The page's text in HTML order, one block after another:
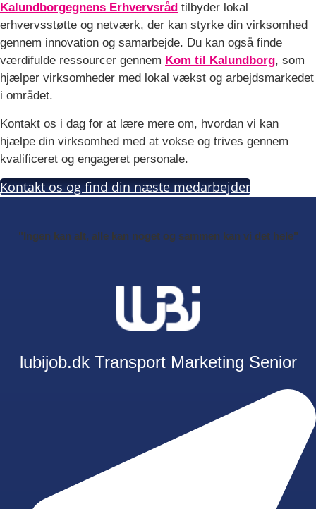
Kalundborgegnens Erhvervsråd tilbyder lokal
erhvervsstøtte og netværk, der kan styrke din virksomhed
gennem innovation og samarbejde. Du kan også finde
værdifulde ressourcer gennem Kom til Kalundborg, som
hjælper virksomheder med lokal vækst og arbejdsmarkedet
i området.
Kontakt os i dag for at lære mere om, hvordan vi kan
hjælpe din virksomhed med at vokse og trives gennem
kvalificeret og engageret personale.
Kontakt os og find din næste medarbejder
"Ingen kan alt, alle kan noget og sammen kan vi det hele"
lubijob.dk Transport Marketing Senior